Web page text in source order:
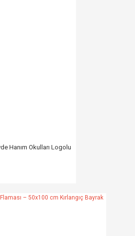
Hanım Okulları Logolu